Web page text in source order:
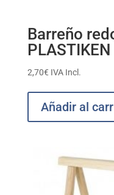
Barreño
PLASTIKEN
2,70€ IVA Incl.
Añadir al